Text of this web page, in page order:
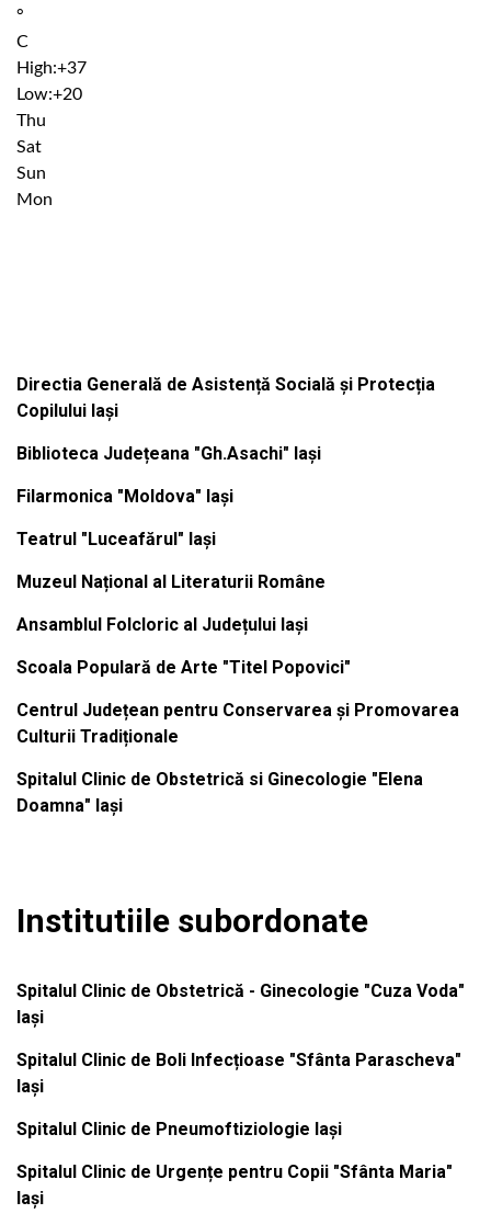
°
C
High:+37
Low:+20
Thu
Sat
Sun
Mon
Directia Generală de Asistență Socială și Protecția
Copilului Iași
Biblioteca Județeana "Gh.Asachi" Iași
Filarmonica "Moldova" Iași
Teatrul "Luceafărul" Iași
Muzeul Național al Literaturii Române
Ansamblul Folcloric al Județului Iași
Scoala Populară de Arte "Titel Popovici"
Centrul Județean pentru Conservarea și Promovarea
Culturii Tradiționale
Spitalul Clinic de Obstetrică si Ginecologie "Elena
Doamna" Iași
Institutiile subordonate
Spitalul Clinic de Obstetrică - Ginecologie "Cuza Voda"
Iași
Spitalul Clinic de Boli Infecțioase "Sfânta Parascheva"
Iași
Spitalul Clinic de Pneumoftiziologie Iași
Spitalul Clinic de Urgențe pentru Copii "Sfânta Maria"
Iași